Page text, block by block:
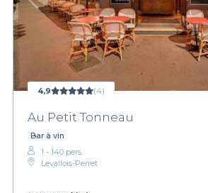
4,9 (4)
Au Petit Tonneau
Bar à vin
1 - 140 pers.
Levallois-Perret